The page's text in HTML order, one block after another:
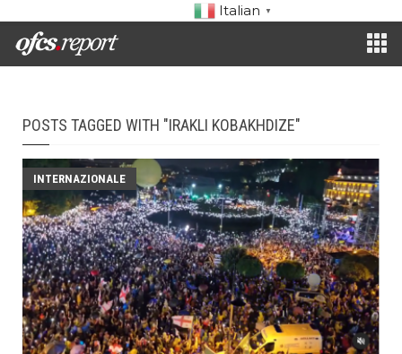
Italian ▼
POSTS TAGGED WITH "IRAKLI KOBAKHDIZE"
INTERNAZIONALE